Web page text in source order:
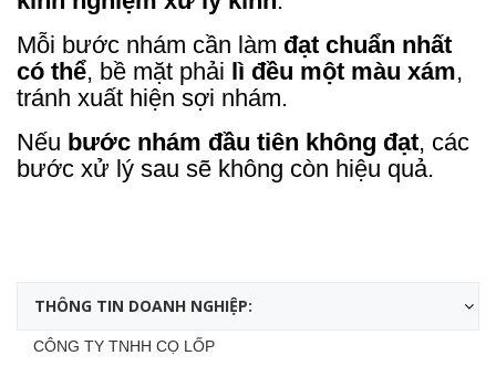
Mỗi bước nhám cần làm đạt chuẩn nhất
có thể, bề mặt phải lì đều một màu xám,
tránh xuất hiện sợi nhám.
Nếu bước nhám đầu tiên không đạt, các
bước xử lý sau sẽ không còn hiệu quả.
THÔNG TIN DOANH NGHIỆP:
CÔNG TY TNHH CỌ LỐP